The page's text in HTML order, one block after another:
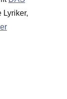
Lyriker,